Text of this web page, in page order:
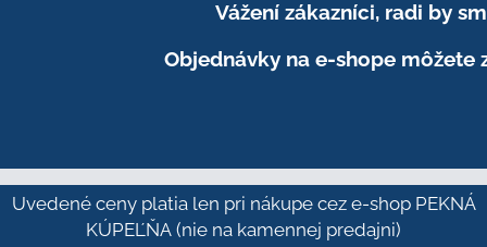
Vážení zákazníci, radi by
Objednávky na e-shope môžete
Uvedené ceny platia len pri nákupe cez e-shop PEKNÁ
KÚPEĽŇA (nie na kamennej predajni)